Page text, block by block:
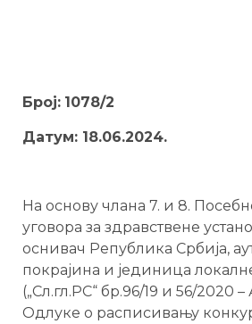
Број: 1078/2
Датум: 18.06.2024.
На основу члана 7. и 8.
уговора за здравствене
оснивач Република Србија,
покрајина и јединица
(„Сл.гл.РС“ бр.96/19 и 56/2020
Одлуке о расписивању